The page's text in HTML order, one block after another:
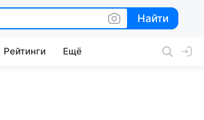
Найти
Найти
Рейтинги Ещё